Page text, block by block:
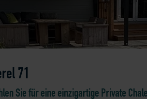
71
Sie für eine einzigartige Private